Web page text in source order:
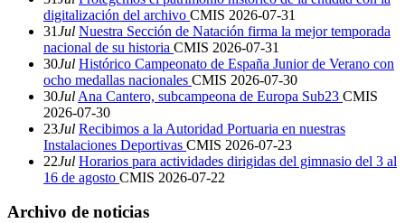
digitalización del archivo CMIS 2026-07-31
31Jul Nuestra Sección de Natación firma la mejor temporada
nacional de su historia CMIS 2026-07-31
30Jul Histórico Campeonato de España Junior de Verano con
ocho medallas nacionales CMIS 2026-07-30
30Jul Ana Cantero, subcampeona de Europa Sub23 CMIS
2026-07-30
23Jul Recibimos a la Autoridad Portuaria en nuestras
Instalaciones Deportivas CMIS 2026-07-23
22Jul Horarios para actividades dirigidas del gimnasio del 3 al
16 de agosto CMIS 2026-07-22
Archivo de noticias